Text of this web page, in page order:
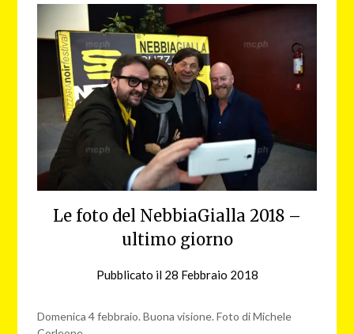
Le foto del NebbiaGialla 2018 –
ultimo giorno
Pubblicato il 28 Febbraio 2018
Domenica 4 febbraio. Buona visione. Foto di Michele